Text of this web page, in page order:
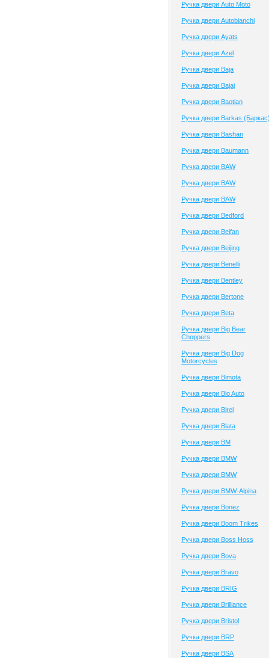
Ручка двери Auto Moto
Ручка двери Autobianchi
Ручка двери Ayats
Ручка двери Azel
Ручка двери Baja
Ручка двери Bajaj
Ручка двери Baotian
Ручка двери Barkas
Ручка двери Bashan
Ручка двери Baumann
Ручка двери BAW
Ручка двери BAW
Ручка двери BAW
Ручка двери Bedford
Ручка двери Beifan
Ручка двери Beijing
Ручка двери Benelli
Ручка двери Bentley
Ручка двери Bertone
Ручка двери Beta
Ручка двери Big Bear
Choppers
Ручка двери Big Dog
Motorcycles
Ручка двери Bimota
Ручка двери Bio Auto
Ручка двери Birel
Ручка двери Blata
Ручка двери BM
Ручка двери BMW
Ручка двери BMW
Ручка двери BMW-Alpina
Ручка двери Bonez
Ручка двери Boom Trikes
Ручка двери Boss Hoss
Ручка двери Bova
Ручка двери Bravo
Ручка двери BRIG
Ручка двери Brilliance
Ручка двери Bristol
Ручка двери BRP
Ручка двери BSA